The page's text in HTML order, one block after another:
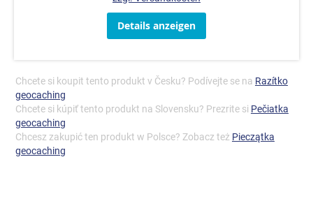
Details anzeigen
Chcete si koupit tento produkt v Česku? Podívejte se na Razítko
geocaching
Chcete si kúpiť tento produkt na Slovensku? Prezrite si Pečiatka
geocaching
Chcesz zakupić ten produkt w Polsce? Zobacz też Pieczątka
geocaching